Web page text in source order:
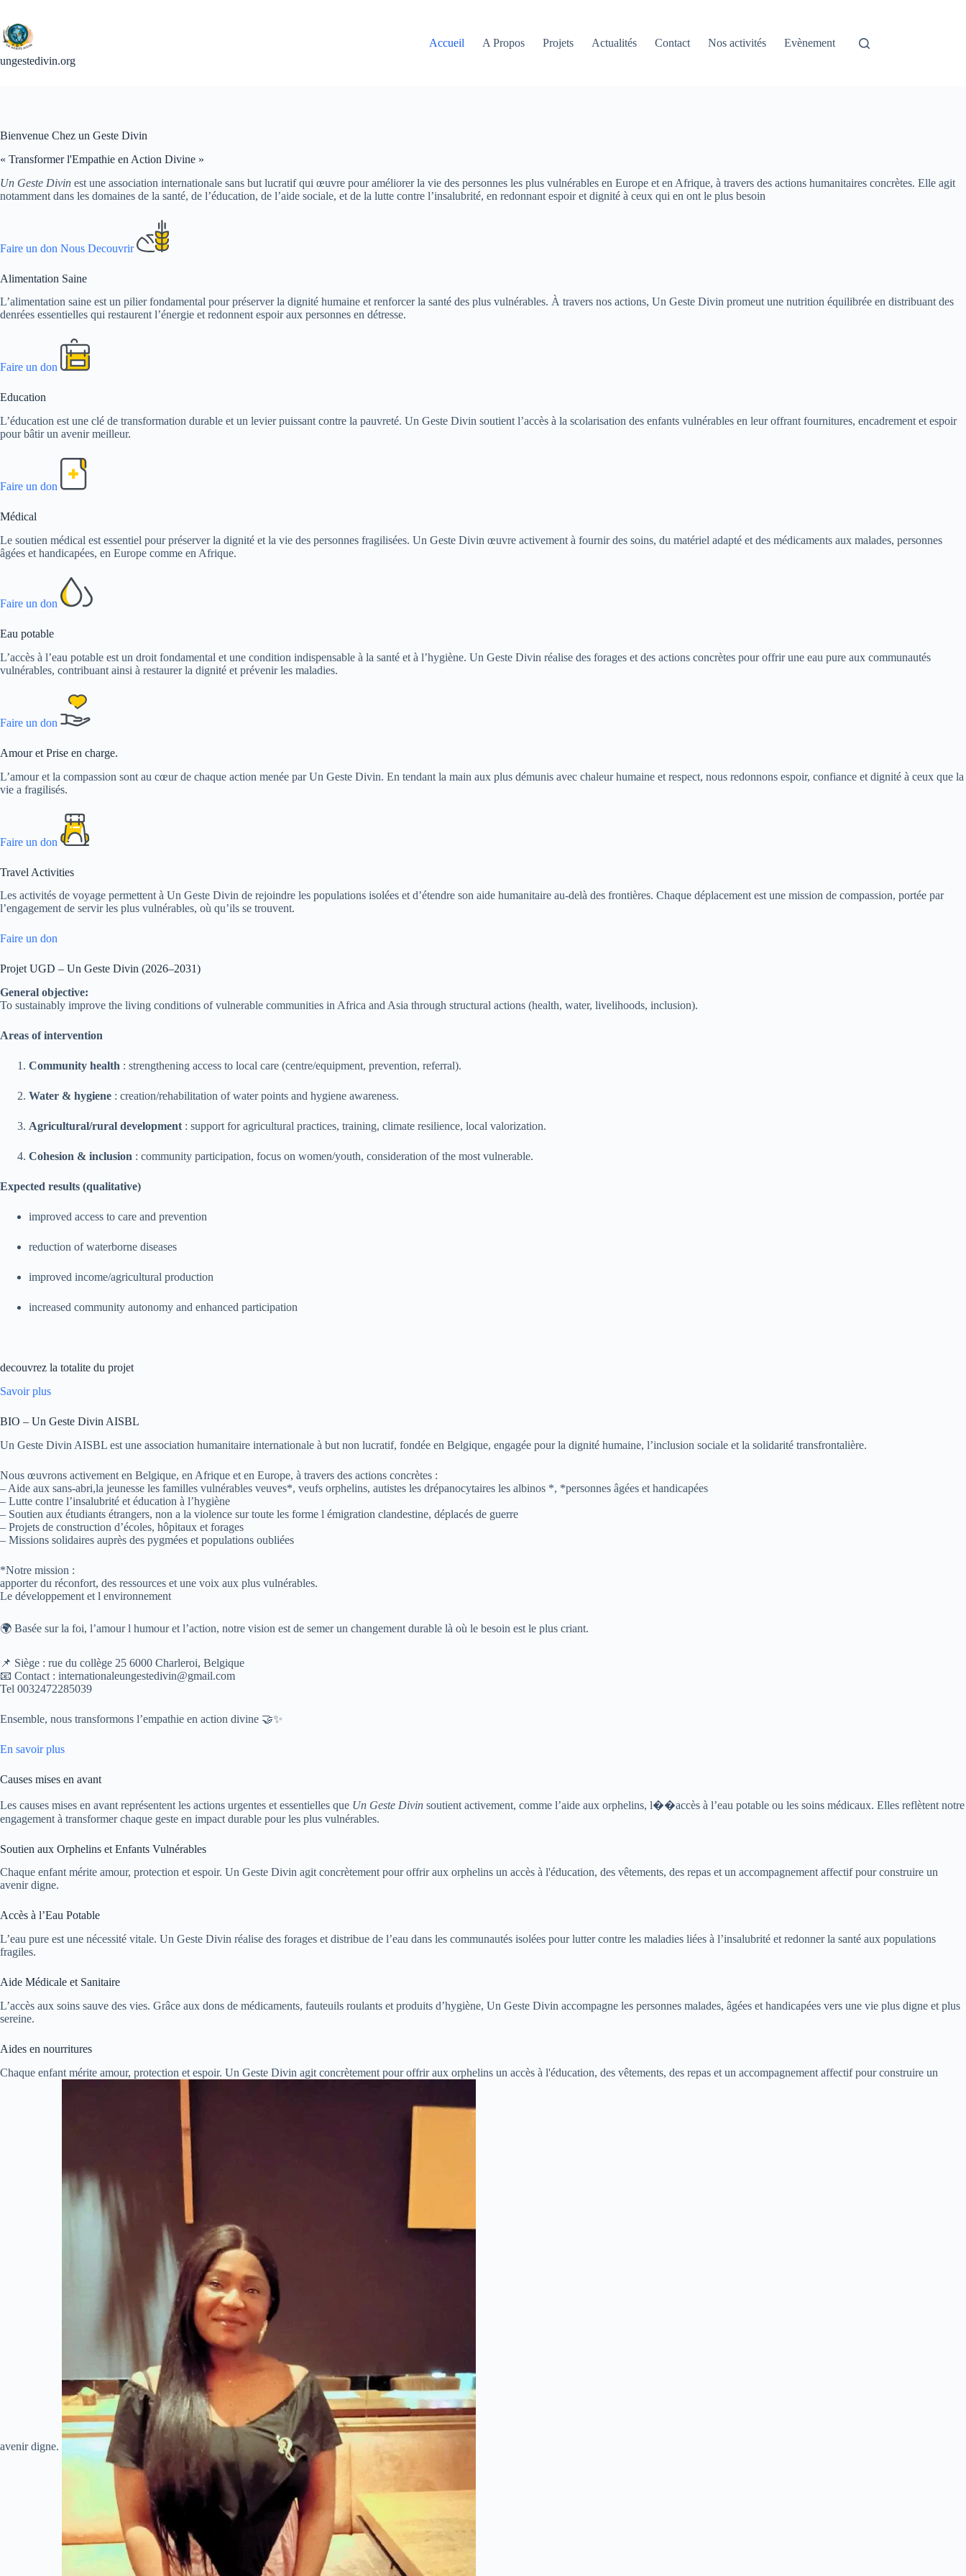
contenu
ungestedivin.org
Accueil A Propos Projets Actualités Contact Nos activités Evènement
Bienvenue Chez un Geste Divin
« Transformer l'Empathie en Action Divine »
Un Geste Divin est une association internationale sans but lucratif qui œuvre pour améliorer la vie des personnes les plus vulnérables en Europe et en Afrique, à travers des actions humanitaires concrètes. Elle agit
notamment dans les domaines de la santé, de l’éducation, de l’aide sociale, et de la lutte contre l’insalubrité, en redonnant espoir et dignité à ceux qui en ont le plus besoin
Faire un don Nous Decouvrir
Alimentation Saine
L’alimentation saine est un pilier fondamental pour préserver la dignité humaine et renforcer la santé des plus vulnérables. À travers nos actions, Un Geste Divin promeut une nutrition équilibrée en distribuant des
denrées essentielles qui restaurent l’énergie et redonnent espoir aux personnes en détresse.
Faire un don
Education
L’éducation est une clé de transformation durable et un levier puissant contre la pauvreté. Un Geste Divin soutient l’accès à la scolarisation des enfants vulnérables en leur offrant fournitures, encadrement et espoir
pour bâtir un avenir meilleur.
Faire un don
Médical
Le soutien médical est essentiel pour préserver la dignité et la vie des personnes fragilisées. Un Geste Divin œuvre activement à fournir des soins, du matériel adapté et des médicaments aux malades, personnes
âgées et handicapées, en Europe comme en Afrique.
Faire un don
Eau potable
L’accès à l’eau potable est un droit fondamental et une condition indispensable à la santé et à l’hygiène. Un Geste Divin réalise des forages et des actions concrètes pour offrir une eau pure aux communautés
vulnérables, contribuant ainsi à restaurer la dignité et prévenir les maladies.
Faire un don
Amour et Prise en charge.
L’amour et la compassion sont au cœur de chaque action menée par Un Geste Divin. En tendant la main aux plus démunis avec chaleur humaine et respect, nous redonnons espoir, confiance et dignité à ceux que la
vie a fragilisés.
Faire un don
Travel Activities
Les activités de voyage permettent à Un Geste Divin de rejoindre les populations isolées et d’étendre son aide humanitaire au-delà des frontières. Chaque déplacement est une mission de compassion, portée par
l’engagement de servir les plus vulnérables, où qu’ils se trouvent.
Faire un don
Projet UGD – Un Geste Divin (2026–2031)
General objective:
To sustainably improve the living conditions of vulnerable communities in Africa and Asia through structural actions (health, water, livelihoods, inclusion).
Areas of intervention
Community health : strengthening access to local care (centre/equipment, prevention, referral).
Water & hygiene : creation/rehabilitation of water points and hygiene awareness.
Agricultural/rural development : support for agricultural practices, training, climate resilience, local valorization.
Cohesion & inclusion : community participation, focus on women/youth, consideration of the most vulnerable.
Expected results (qualitative)
improved access to care and prevention
reduction of waterborne diseases
improved income/agricultural production
increased community autonomy and enhanced participation
decouvrez la totalite du projet
Savoir plus
BIO – Un Geste Divin AISBL
Un Geste Divin AISBL est une association humanitaire internationale à but non lucratif, fondée en Belgique, engagée pour la dignité humaine, l’inclusion sociale et la solidarité transfrontalière.
Nous œuvrons activement en Belgique, en Afrique et en Europe, à travers des actions concrètes :
– Aide aux sans-abri,la jeunesse les familles vulnérables veuves*, veufs orphelins, autistes les drépanocytaires les albinos *, *personnes âgées et handicapées
– Lutte contre l’insalubrité et éducation à l’hygiène
– Soutien aux étudiants étrangers, non a la violence sur toute les forme l émigration clandestine, déplacés de guerre
– Projets de construction d’écoles, hôpitaux et forages
– Missions solidaires auprès des pygmées et populations oubliées
*Notre mission :
apporter du réconfort, des ressources et une voix aux plus vulnérables.
Le développement et l environnement
🌍 Basée sur la foi, l’amour l humour et l’action, notre vision est de semer un changement durable là où le besoin est le plus criant.
📌 Siège : rue du collège 25 6000 Charleroi, Belgique
📧 Contact : internationaleungestedivin@gmail.com
Tel 0032472285039
Ensemble, nous transformons l’empathie en action divine 🤝✨
En savoir plus
Causes mises en avant
Les causes mises en avant représentent les actions urgentes et essentielles que Un Geste Divin soutient activement, comme l’aide aux orphelins, l��accès à l’eau potable ou les soins médicaux. Elles reflètent notre
engagement à transformer chaque geste en impact durable pour les plus vulnérables.
Soutien aux Orphelins et Enfants Vulnérables
Chaque enfant mérite amour, protection et espoir. Un Geste Divin agit concrètement pour offrir aux orphelins un accès à l'éducation, des vêtements, des repas et un accompagnement affectif pour construire un
avenir digne.
Accès à l’Eau Potable
L’eau pure est une nécessité vitale. Un Geste Divin réalise des forages et distribue de l’eau dans les communautés isolées pour lutter contre les maladies liées à l’insalubrité et redonner la santé aux populations
fragiles.
Aide Médicale et Sanitaire
L’accès aux soins sauve des vies. Grâce aux dons de médicaments, fauteuils roulants et produits d’hygiène, Un Geste Divin accompagne les personnes malades, âgées et handicapées vers une vie plus digne et plus
sereine.
Aides en nourritures
Chaque enfant mérite amour, protection et espoir. Un Geste Divin agit concrètement pour offrir aux orphelins un accès à l'éducation, des vêtements, des repas et un accompagnement affectif pour construire un
avenir digne.